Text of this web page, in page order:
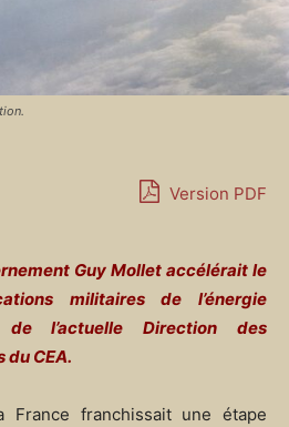
Version PDF
Guy Mollet accélérait le
militaires de l’énergie
de l’actuelle Direction des
CEA.
franchissait une étape